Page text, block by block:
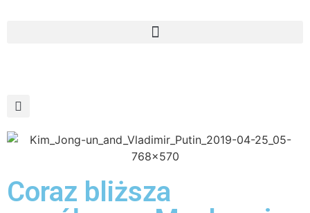
Coraz bliższa